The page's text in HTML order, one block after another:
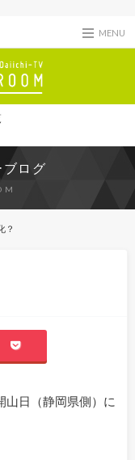
MENU
ログ
？
山日（静岡県側）に